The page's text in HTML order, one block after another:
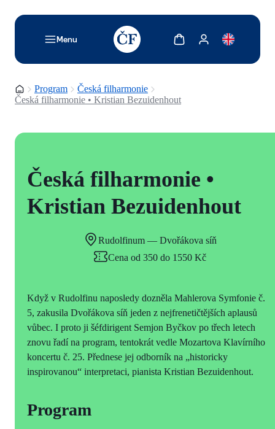
Menu
TODO: Add description for reader
Zobrazit košíkZobrazit můj účet
Domovská stránka
Program
Česká filharmonie
Česká filharmonie • Kristian Bezuidenhout
Česká filharmonie •
Kristian Bezuidenhout
Rudolfinum — Dvořákova síň
Cena od 350 do 1550 Kč
Když v Rudolfinu naposledy dozněla Mahlerova Symfonie č.
5, zakusila Dvořákova síň jeden z nejfrenetičtějších aplausů
vůbec. I proto ji šéfdirigent Semjon Byčkov po třech letech
znovu řadí na program, tentokrát vedle Mozartova Klavírního
koncertu č. 25. Přednese jej odborník na „historicky
inspirovanou“ interpretaci, pianista Kristian Bezuidenhout.
Program